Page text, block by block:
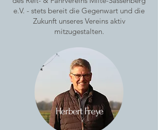
e.V. - stets bereit die Gegenwart und die
Zukunft unseres Vereins aktiv
mitzugestalten.
Herbert Freye